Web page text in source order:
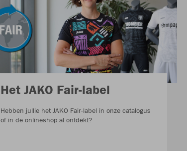
Het JAKO Fair-label
Hebben jullie het JAKO Fair-label in onze catalogus
of in de onlineshop al ontdekt?